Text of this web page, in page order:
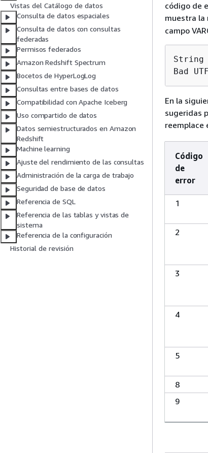
Vistas del Catálogo de datos
Consulta de datos espaciales
Consulta de datos con consultas
federadas
Permisos federados
Amazon Redshift Spectrum
Bocetos de HyperLogLog
Consultas entre bases de datos
Compatibilidad con Apache Iceberg
Uso compartido de datos
Datos semiestructurados en Amazon
Redshift
Machine learning
‎‎‎‎Ajuste del rendimiento de las consul‎tas
Administración de la carga de trabajo
Seguridad de base de datos
Referencia de SQL
Referencia de las tablas y vistas de
sistema
Referencia de la configuración
Historial de revisión
código de
muestra la
campo
String
Bad
En la
sugeridas
reemplace
Código
de
error
1
2
3
4
5
8
9